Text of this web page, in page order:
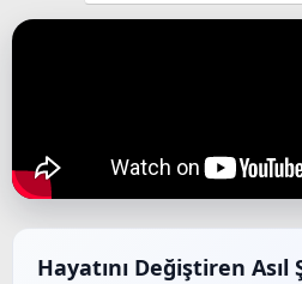
Hayatını Değiştiren Asıl